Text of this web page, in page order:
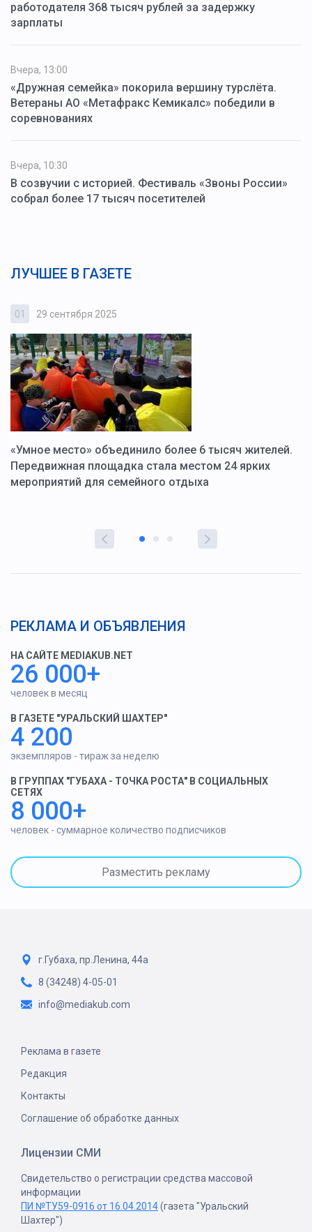
работодателя 368 тысяч рублей за задержку
зарплаты
Вчера, 13:00
«Дружная семейка» покорила вершину турслёта.
Ветераны АО «Метафракс Кемикалс» победили в
соревнованиях
Вчера, 10:30
В созвучии с историей. Фестиваль «Звоны России»
собрал более 17 тысяч посетителей
ЛУЧШЕЕ В ГАЗЕТЕ
01 29 сентября 2025
«Умное место» объединило более 6 тысяч жителей.
Передвижная площадка стала местом 24 ярких
мероприятий для семейного отдыха
РЕКЛАМА И ОБЪЯВЛЕНИЯ
НА САЙТЕ MEDIAKUB.NET
26 000+
человек в месяц
В ГАЗЕТЕ "УРАЛЬСКИЙ ШАХТЕР"
4 200
экземпляров - тираж за неделю
В ГРУППАХ "ГУБАХА - ТОЧКА РОСТА" В СОЦИАЛЬНЫХ
СЕТЯХ
8 000+
человек - суммарное количество подписчиков
Разместить рекламу
г.Губаха, пр.Ленина, 44а
8 (34248) 4-05-01
info@mediakub.com
Реклама в газете
Редакция
Контакты
Соглашение об обработке данных
Лицензии СМИ
Свидетельство о регистрации средства массовой
информации
ПИ №ТУ59-0916 от 16.04.2014(газета "Уральский
Шахтер")